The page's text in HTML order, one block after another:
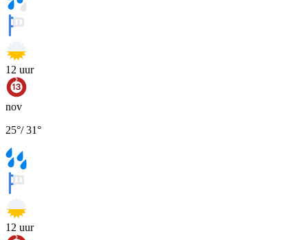
12 uur
nov
25°/31°
12 uur